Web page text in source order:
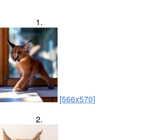
1.
[566x570]
2.